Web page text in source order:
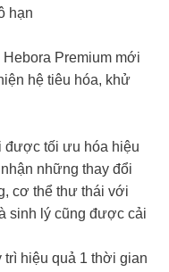
hạn
Premium mới
hệ tiêu hóa, khử
được tối ưu hóa hiệu
những thay đổi
cơ thể thư thái với
sinh lý cũng được cải
trì hiệu quả 1 thời gian